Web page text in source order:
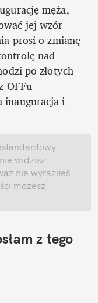
męża,
jej wzór
prosi o zmianę
nad
po złotych
OFFu
inauguracja i
widzisz
nie wyraziłeś
możesz
z tego